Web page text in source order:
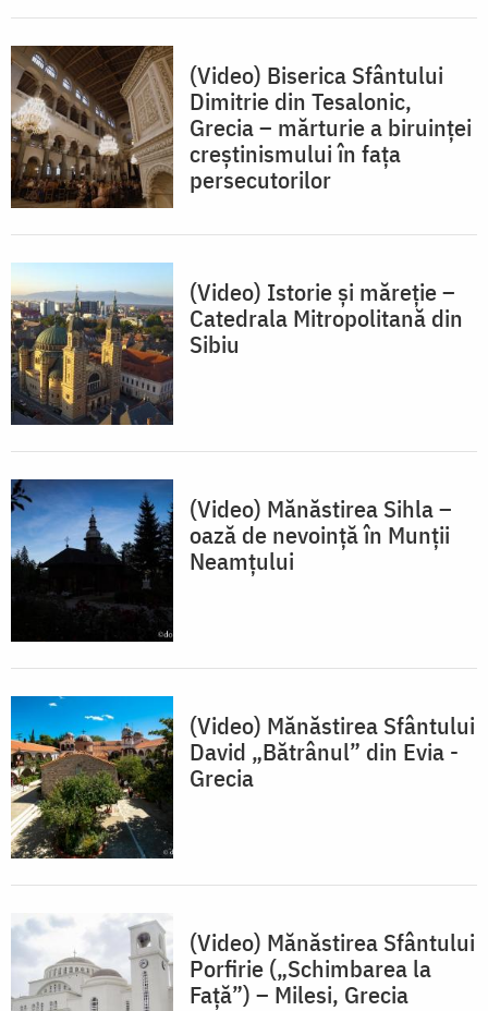
(Video) Biserica Sfântului
Dimitrie din Tesalonic,
Grecia – mărturie a biruinței
creștinismului în fața
persecutorilor
(Video) Istorie și măreție –
Catedrala Mitropolitană din
Sibiu
(Video) Mănăstirea Sihla –
oază de nevoință în Munții
Neamțului
(Video) Mănăstirea Sfântului
David „Bătrânul” din Evia -
Grecia
(Video) Mănăstirea Sfântului
Porfirie („Schimbarea la
Față”) – Milesi, Grecia